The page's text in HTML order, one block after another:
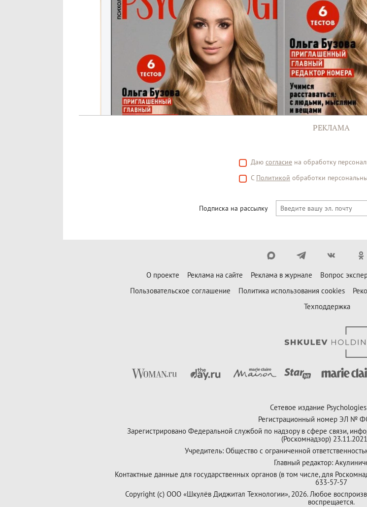
РЕКЛАМА
Даю согласие на обработку
С Политикой обработки
Подписка на рассылку
О проекте Реклама на сайте Реклама в журнале Вопрос
Пользовательское соглашение
Политика использования cookies
Техподдержка
Сетевое издание
Регистрационный номер ЭЛ №
Зарегистрировано Федеральной службой по надзору в сфере связи,
(Роскомнадзор)
Учредитель: Общество с ограниченной
Главный редактор:
Контактные данные для государственных органов (в том числе, для
633-57-57
Copyright (с) ООО «Шкулёв Диджитал Технологии», 2026. Любое
воспрещается.